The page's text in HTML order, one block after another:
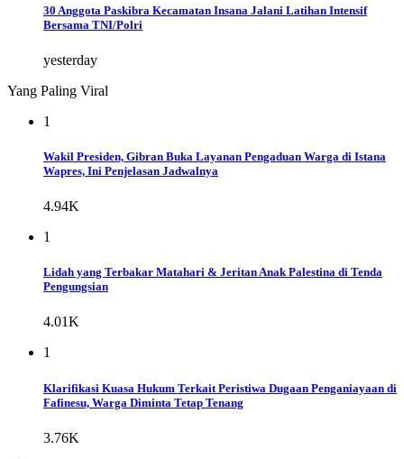
30 Anggota Paskibra Kecamatan Insana Jalani Latihan Intensif
Bersama TNI/Polri
yesterday
Yang Paling Viral
1
Wakil Presiden, Gibran Buka Layanan Pengaduan Warga di Istana
Wapres, Ini Penjelasan Jadwalnya
4.94K
1
Lidah yang Terbakar Matahari & Jeritan Anak Palestina di Tenda
Pengungsian
4.01K
1
Klarifikasi Kuasa Hukum Terkait Peristiwa Dugaan Penganiayaan di
Fafinesu, Warga Diminta Tetap Tenang
3.76K